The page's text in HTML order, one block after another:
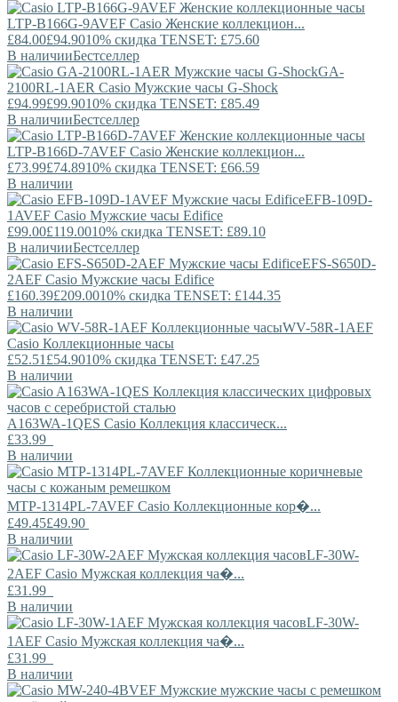
LTP-B166G-9AVEF Casio Женские коллекцион...
£84.00£94.9010% скидка TENSET: £75.60
В наличииБестселлер
GA-
2100RL-1AER Casio Мужские часы G-Shock
£94.99£99.9010% скидка TENSET: £85.49
В наличииБестселлер
LTP-B166D-7AVEF Casio Женские коллекцион...
£73.99£74.8910% скидка TENSET: £66.59
В наличии
EFB-109D-
1AVEF Casio Мужские часы Edifice
£99.00£119.0010% скидка TENSET: £89.10
В наличииБестселлер
EFS-S650D-
2AEF Casio Мужские часы Edifice
£160.39£209.0010% скидка TENSET: £144.35
В наличии
WV-58R-1AEF
Casio Коллекционные часы
£52.51 £54.9010% скидка TENSET: £47.25
В наличии
A163WA-1QES Casio Коллекция классическ...
£33.99
В наличии
MTP-1314PL-7AVEF Casio Коллекционные кор�...
£49.45£49.90
В наличии
LF-30W-
2AEF Casio Мужская коллекция ча�...
£31.99
В наличии
LF-30W-
1AEF Casio Мужская коллекция ча�...
£31.99
В наличии